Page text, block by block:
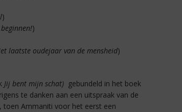
)
)
laatste oudejaar van de mensheid)
Jij bent mijn schat) gebundeld in het boek
te danken aan een uitspraak van de
toen Ammaniti voor het eerst een